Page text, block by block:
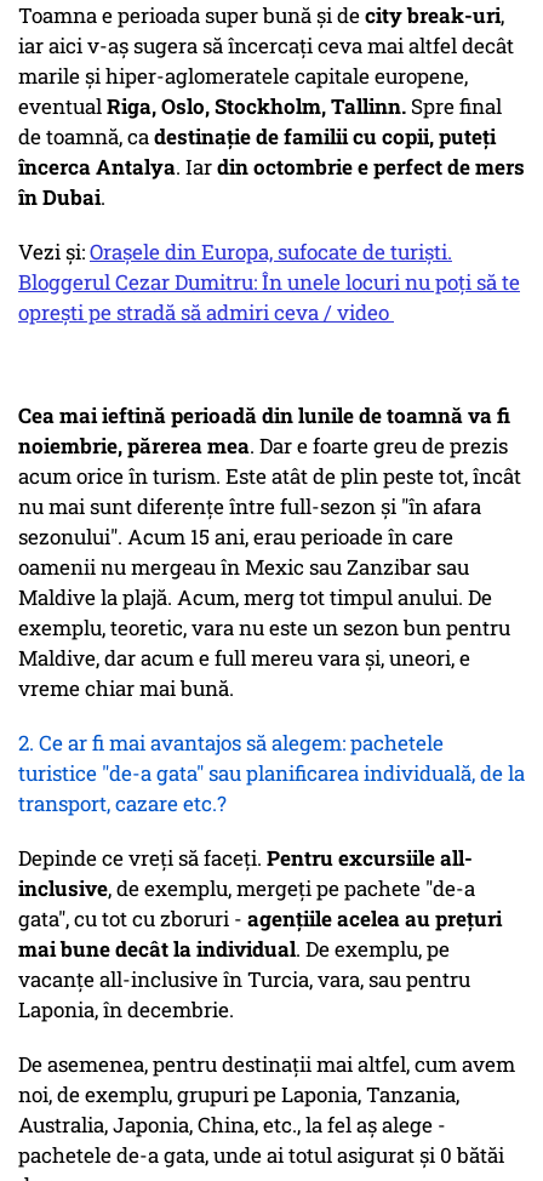
Toamna e perioada super bună şi decity break-uri,
iar aici v-aş sugera să încercaţi ceva mai altfel decât
marile şi hiper-aglomeratele capitale europene,
eventualRiga, Oslo, Stockholm, Tallinn. Spre final
de toamnă, cadestinaţie de familii cu copii, puteţi
încerca Antalya. Iardin octombrie e perfect de mers
în Dubai.
Vezi și:Orașele din Europa, sufocate de turiști.
Bloggerul Cezar Dumitru: În unele locuri nu poți să te
oprești pe stradă să admiri ceva / video
Cea mai ieftină perioadă din lunile de toamnă va fi
noiembrie, părerea mea. Dar e foarte greu de prezis
acum orice în turism. Este atât de plin peste tot, încât
nu mai sunt diferenţe între full-sezon şi "în afara
sezonului". Acum 15 ani, erau perioade în care
oamenii nu mergeau în Mexic sau Zanzibar sau
Maldive la plajă. Acum, merg tot timpul anului. De
exemplu, teoretic, vara nu este un sezon bun pentru
Maldive, dar acum e full mereu vara şi, uneori, e
vreme chiar mai bună.
2. Ce ar fi mai avantajos să alegem: pachetele
turistice "de-a gata" sau planificarea individuală, de la
transport, cazare etc.?
Depinde ce vreţi să faceţi. Pentru excursiile all-
inclusive, de exemplu, mergeţi pe pachete "de-a
gata", cu tot cu zboruri - agenţiile acelea au preţuri
mai bune decât la individual. De exemplu, pe
vacanţe all-inclusive în Turcia, vara, sau pentru
Laponia, în decembrie.
De asemenea, pentru destinaţii mai altfel, cum avem
noi, de exemplu, grupuri pe Laponia, Tanzania,
Australia, Japonia, China, etc., la fel aş alege -
pachetele de-a gata, unde ai totul asigurat şi 0 bătăi